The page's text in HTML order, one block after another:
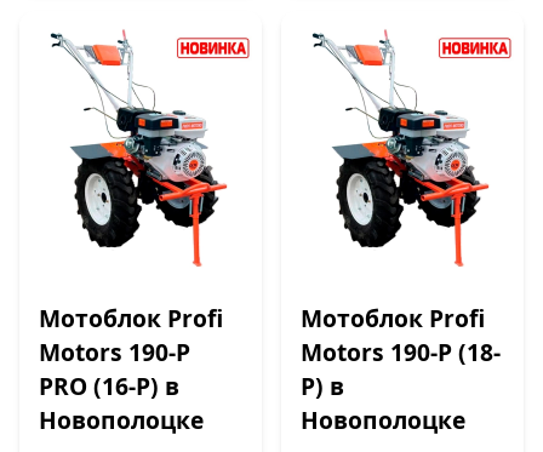
Мотоблок Profi
Motors 190-P
PRO (16-P) в
Новополоцке
Мотоблок Profi
Motors 190-P (18-
P) в
Новополоцке